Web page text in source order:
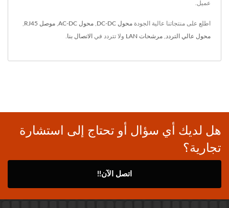
عميل.
اطلع على منتجاتنا عالية الجودة محول DC-DC محول AC-DC موصل RJ45
محول عالي التردد مرشحات LAN ولا تتردد في الاتصال بنا
هل لديك أي سؤال أو تحتاج إلى استشارة
تجارية؟
اتصل الآن!!